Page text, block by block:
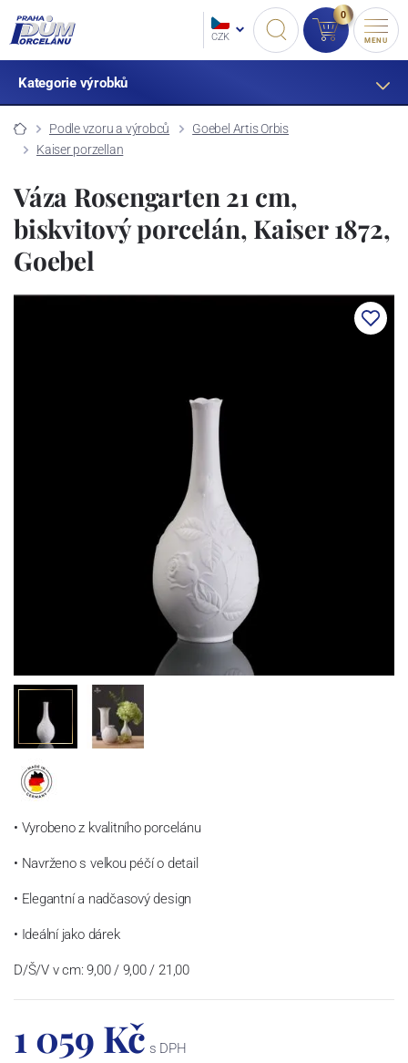
CZK
0
MENU
Kategorie výrobků
Podle vzoru a výrobců
Goebel Artis Orbis
Kaiser porzellan
Váza Rosengarten 21 cm,
biskvitový porcelán, Kaiser 1872,
Goebel
• Vyrobeno z kvalitního porcelánu
• Navrženo s velkou péčí o detail
• Elegantní a nadčasový design
• Ideální jako dárek
D/Š/V v cm: 9,00 / 9,00 / 21,00
1 059 Kč s DPH